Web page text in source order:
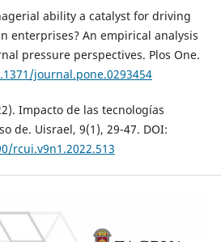
ability a catalyst for driving
enterprises? An empirical analysis
pressure perspectives. Plos One.
journal.pone.0293454
Impacto de las tecnologías
de. Uisrael, 9(1), 29-47. DOI:
rcui.v9n1.2022.513